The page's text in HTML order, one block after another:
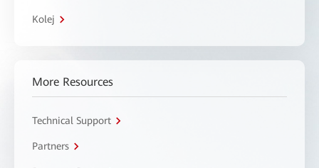
Kolej
More Resources
Technical Support
Partners